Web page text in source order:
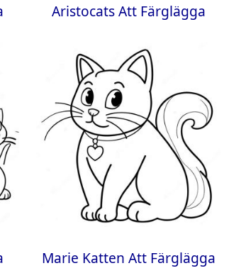
Aristocats Att Färglägga
Marie Katten Att Färglägga